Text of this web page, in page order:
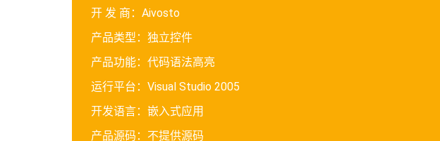
开 发 商： Aivosto
产品类型： 独立控件
产品功能： 代码语法高亮
运行平台： Visual Studio 2005
开发语言： 嵌入式应用
产品源码： 不提供源码